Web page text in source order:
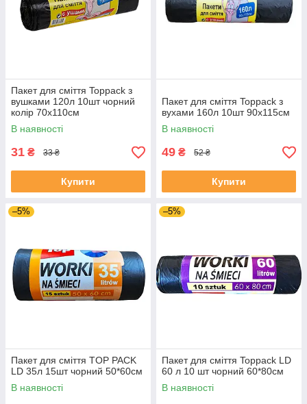
Пакет для сміття Toppack з
вушками 120л 10шт чорний
колір 70х110см
В наявності
31 ₴ 33 ₴
Купити
Пакет для сміття Toppack з
вухами 160л 10шт 90х115см
В наявності
49 ₴ 52 ₴
Купити
–5%
Пакет для сміття TOP PACK
LD 35л 15шт чорний 50*60см
В наявності
–5%
Пакет для сміття Toppack LD
60 л 10 шт чорний 60*80см
В наявності